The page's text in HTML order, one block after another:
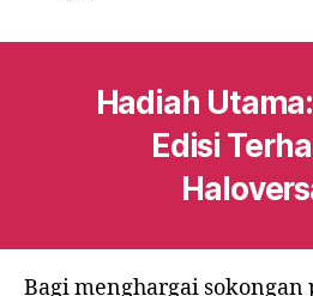
Hadiah
Edisi
Bagi menghargai sokongan